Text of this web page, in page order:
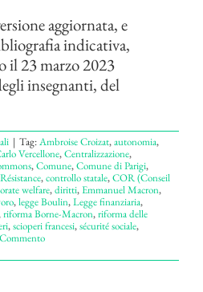
aggiornata, e
indicativa,
il 23 marzo 2023
insegnanti, del
| Tag:Ambroise Croizat,autonomia,
Vercellone,Centralizzazione,
,Comune,Comune di Parigi,
,controllo statale,COR (Conseil
welfare,diritti,Emmanuel Macron,
,legge Boulin,Legge finanziaria,
riforma Borne-Macron,riforma delle
,scioperi francesi,sécurité sociale,